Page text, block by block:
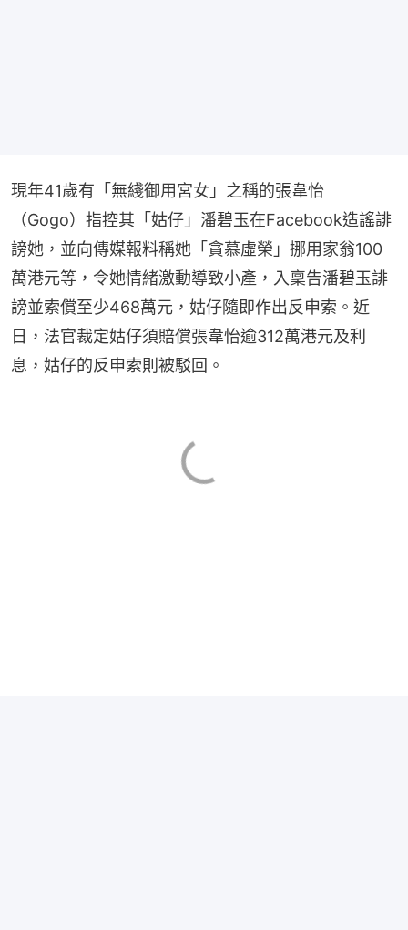
現年41歲有「無綫御用宮女」之稱的張韋怡
（Gogo）指控其「姑仔」潘碧玉在Facebook造謠誹
謗她，並向傳媒報料稱她「貪慕虛榮」挪用家翁100
萬港元等，令她情緒激動導致小產，入稟告潘碧玉誹
謗並索償至少468萬元，姑仔隨即作出反申索。近
日，法官裁定姑仔須賠償張韋怡逾312萬港元及利
息，姑仔的反申索則被駁回。